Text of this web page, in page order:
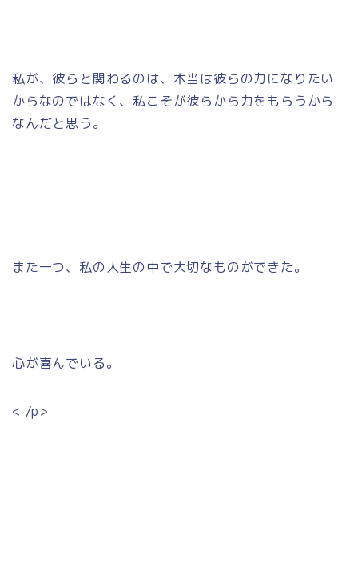
私が、彼らと関わるのは、本当は彼らの力になりたい
からなのではなく、私こそが彼らから力をもらうから
なんだと思う。
また一つ、私の人生の中で大切なものができた。
心が喜んでいる。
< /p>